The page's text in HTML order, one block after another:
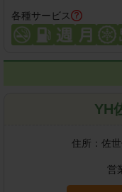
各種サービス
YH
住所： 佐
営